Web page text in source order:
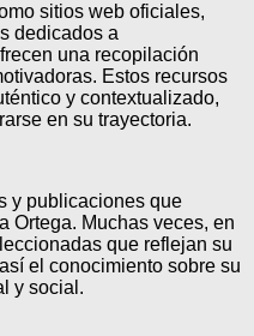
sitios web oficiales,
dedicados a
una recopilación
Estos recursos
y contextualizado,
en su trayectoria.
y publicaciones que
Ortega. Muchas veces, en
que reflejan su
el conocimiento sobre su
y social.